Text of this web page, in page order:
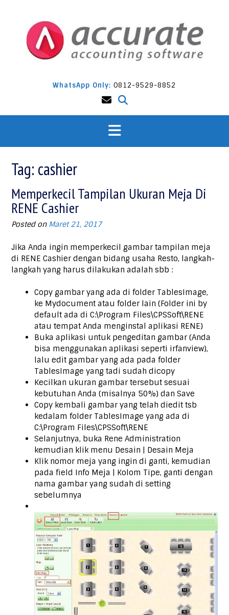
WhatsApp Only: 0812-9529-8852
Tag: cashier
Memperkecil Tampilan Ukuran Meja Di
RENE Cashier
Posted on Maret 21, 2017
Jika Anda ingin memperkecil gambar tampilan meja
di RENE Cashier dengan bidang usaha Resto, langkah-
langkah yang harus dilakukan adalah sbb :
Copy gambar yang ada di folder TablesImage,
ke Mydocument atau folder lain (Folder ini by
default ada di C:\Program Files\CPSSoft\RENE
atau tempat Anda menginstal aplikasi RENE)
Buka aplikasi untuk pengeditan gambar (Anda
bisa menggunakan aplikasi seperti irfanview),
lalu edit gambar yang ada pada folder
TablesImage yang tadi sudah dicopy
Kecilkan ukuran gambar tersebut sesuai
kebutuhan Anda (misalnya 50%) dan Save
Copy kembali gambar yang telah diedit tsb
kedalam folder TablesImage yang ada di
C:\Program Files\CPSSoft\RENE
Selanjutnya, buka Rene Administration
kemudian klik menu Desain | Desain Meja
Klik nomor meja yang ingin di ganti, kemudian
pada field Info Meja | Kolom Tipe, ganti dengan
nama gambar yang sudah di setting
sebelumnya